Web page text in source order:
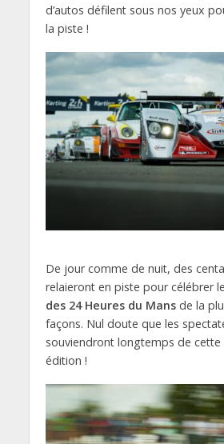
d’autos défilent sous nos yeux
la piste !
De jour comme de nuit, des
relaieront en piste pour célébrer le
des 24 Heures du Mansde la
façons. Nul doute que les
souviendront longtemps de
édition !